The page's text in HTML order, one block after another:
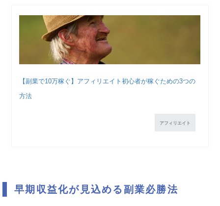
【副業で10万稼ぐ】アフィリエイト初心者が稼ぐための3つの
方法
アフィリエイト
早期収益化が見込める副業必勝法